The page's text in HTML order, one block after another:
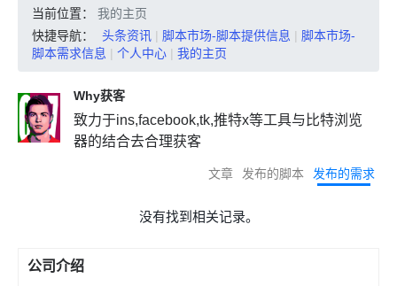
当前位置： 我的主页
快捷导航：
头条资讯 | 脚本市场-脚本提供信息 | 脚本市场-
脚本需求信息 | 个人中心 | 我的主页
Why获客
致力于ins,facebook,tk,推特x等工具与比特浏览
器的结合去合理获客
文章 发布的脚本 发布的需求
没有找到相关记录。
公司介绍